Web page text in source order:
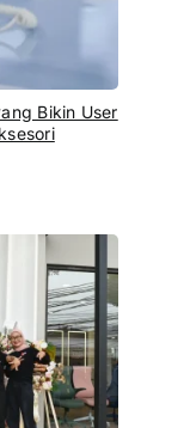
Bikin User